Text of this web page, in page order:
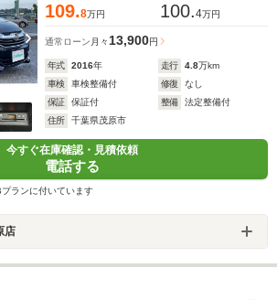
109.8万円 100.4万円
通常ローン 月々13,900円
年式 2016年 走行 4.8万km
車検
車検整備付 修復
なし
保証
保証付 整備
法定整備付
住所
千葉県茂原市
今すぐ在庫確認・見積依頼
電話する
ランに付いています
店